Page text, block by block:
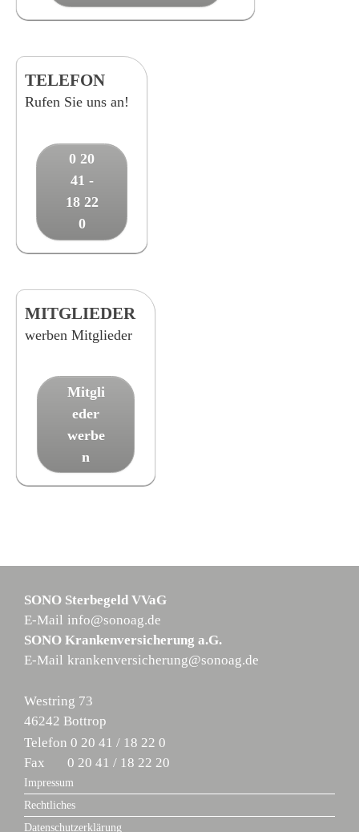
TELEFON
Rufen Sie uns an!
0 20
41 -
18 22
0
MITGLIEDER
werben Mitglieder
Mitgli
eder
werbe
n
SONO Sterbegeld VVaG
E-Mail info@sonoag.de
SONO Krankenversicherung a.G.
E-Mail krankenversicherung@sonoag.de
Westring 73
46242 Bottrop
Telefon 0 20 41 / 18 22 0
Fax
0 20 41 / 18 22 20
Impressum
Rechtliches
Datenschutzerklärung